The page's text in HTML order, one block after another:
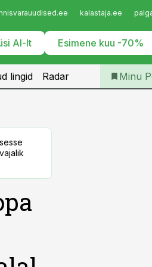
kalastaja.ee
AI-lt Esimene kuu -70%
Telli
lingid Radar Minu